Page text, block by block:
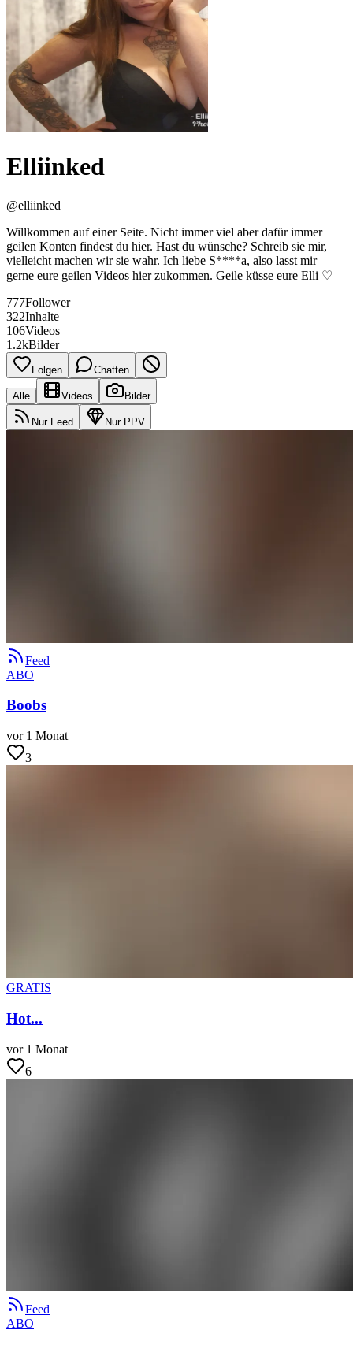
Elliinked
@elliinked
Willkommen auf einer Seite. Nicht immer viel aber dafür immer
geilen Konten findest du hier. Hast du wünsche? Schreib sie mir,
vielleicht machen wir sie wahr. Ich liebe S****a, also lasst mir
gerne eure geilen Videos hier zukommen. Geile küsse eure Elli ♡
777Follower
322Inhalte
106Videos
1.2kBilder
Folgen Chatten
Alle Videos Bilder
Nur Feed Nur PPV
Feed
ABO
Boobs
vor 1 Monat
3
GRATIS
Hot...
vor 1 Monat
6
Feed
ABO